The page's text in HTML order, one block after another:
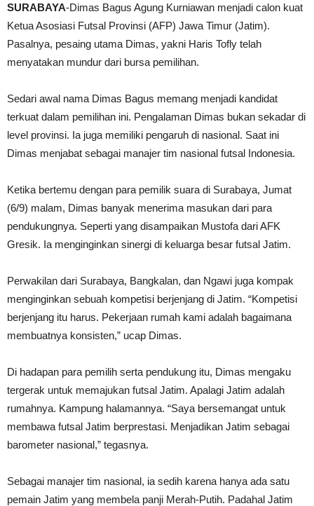
SURABAYA-Dimas Bagus Agung Kurniawan menjadi calon kuat
Ketua Asosiasi Futsal Provinsi (AFP) Jawa Timur (Jatim).
Pasalnya, pesaing utama Dimas, yakni Haris Tofly telah
menyatakan mundur dari bursa pemilihan.
Sedari awal nama Dimas Bagus memang menjadi kandidat
terkuat dalam pemilihan ini. Pengalaman Dimas bukan sekadar di
level provinsi. Ia juga memiliki pengaruh di nasional. Saat ini
Dimas menjabat sebagai manajer tim nasional futsal Indonesia.
Ketika bertemu dengan para pemilik suara di Surabaya, Jumat
(6/9) malam, Dimas banyak menerima masukan dari para
pendukungnya. Seperti yang disampaikan Mustofa dari AFK
Gresik. Ia menginginkan sinergi di keluarga besar futsal Jatim.
Perwakilan dari Surabaya, Bangkalan, dan Ngawi juga kompak
menginginkan sebuah kompetisi berjenjang di Jatim. “Kompetisi
berjenjang itu harus. Pekerjaan rumah kami adalah bagaimana
membuatnya konsisten,” ucap Dimas.
Di hadapan para pemilih serta pendukung itu, Dimas mengaku
tergerak untuk memajukan futsal Jatim. Apalagi Jatim adalah
rumahnya. Kampung halamannya. “Saya bersemangat untuk
membawa futsal Jatim berprestasi. Menjadikan Jatim sebagai
barometer nasional,” tegasnya.
Sebagai manajer tim nasional, ia sedih karena hanya ada satu
pemain Jatim yang membela panji Merah-Putih. Padahal Jatim